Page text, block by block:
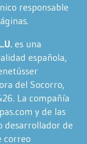
responsable
es una
española,
del Socorro,
La compañía
y de las
desarrollador de
correo